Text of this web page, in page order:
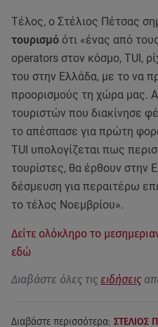
Τέλος, ο Στέλιος Πέτσας
τουρισμό ότι «ένας από
operators στον κόσμο, TUI,
του στην Ελλάδα, με το να
προορισμούς τη χώρα μας.
τουριστών που διακίνησε
το απέσπασε για πρώτη
TUI υπολογίζεται πως
τουρίστες, θα έρθουν στην
δέσμευση για περαιτέρω
το τέλος Νοεμβρίου».
Δείτε ολόκληρο το
εδώ
Διαβάστε όλες τις ειδήσεις
Διαβάστε περισσότερα: ΣΤΕΛΙΟΣ